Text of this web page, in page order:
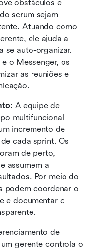
obstáculos e
scrum sejam
Atuando como
ele ajuda a
se auto-organizar.
e o Messenger, os
as reuniões e
A equipe de
multifuncional
incremento de
cada sprint. Os
de perto,
assumem a
podem coordenar o
e documentar o
de
gerente controla o